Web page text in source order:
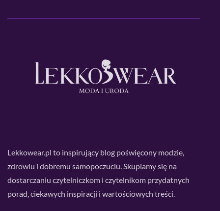
Lekkowear.pl to inspirujący blog poświęcony modzie,
zdrowiu i dobremu samopoczuciu. Skupiamy się na
dostarczaniu czytelniczkom i czytelnikom przydatnych
porad, ciekawych inspiracji i wartościowych treści.